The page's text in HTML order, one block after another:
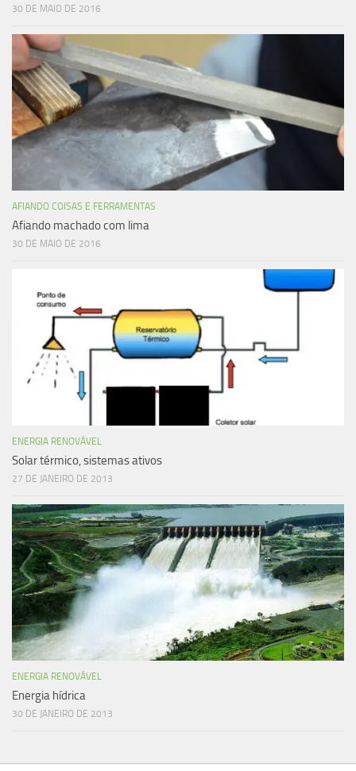
30 DE MAIO DE 2016
AFIANDO COISAS E FERRAMENTAS
Afiando machado com lima
30 DE MAIO DE 2016
ENERGIA RENOVÁVEL
Solar térmico, sistemas ativos
27 DE JANEIRO DE 2013
ENERGIA RENOVÁVEL
Energia hídrica
30 DE JANEIRO DE 2013